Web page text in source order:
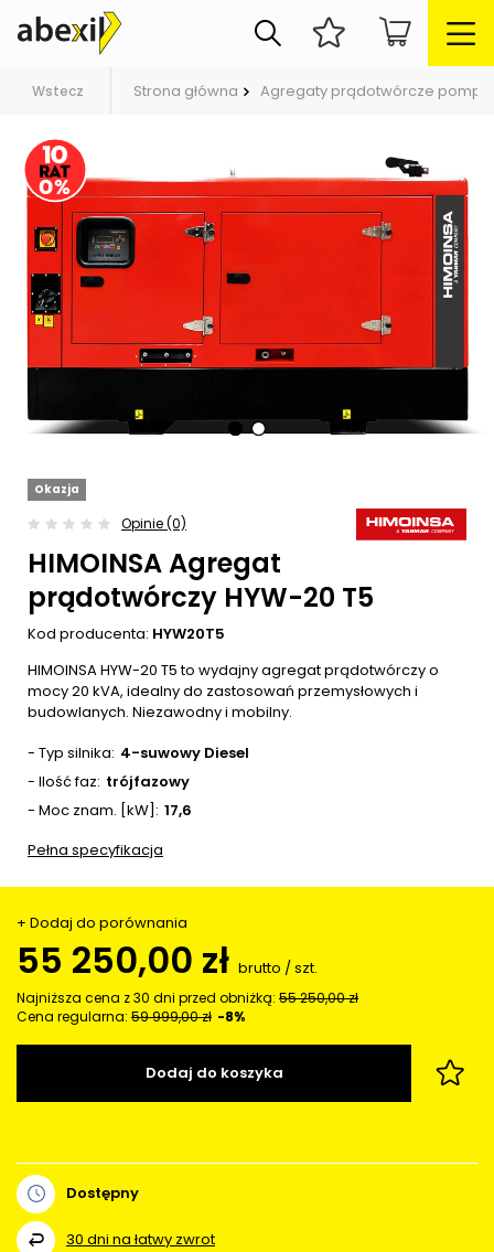
Wstecz Strona główna Agregaty prądotwórcze pompy
Okazja
Opinie (0)
HIMOINSA Agregat
prądotwórczy HYW-20 T5
Kod producenta: HYW20T5
HIMOINSA HYW-20 T5 to wydajny agregat prądotwórczy o
mocy 20 kVA, idealny do zastosowań przemysłowych i
budowlanych. Niezawodny i mobilny.
- Typ silnika 4-suwowy Diesel
- Ilość faz trójfazowy
- Moc znam. [kW] 17,6
Pełna specyfikacja
+ Dodaj do porównania
55 250,00 zł brutto /szt.
Najniższa cena z 30 dni przed obniżką: 55 250,00 zł
Cena regularna: 59 999,00 zł -8%
Dodaj do koszyka
Dostępny
30 dni na łatwy zwrot